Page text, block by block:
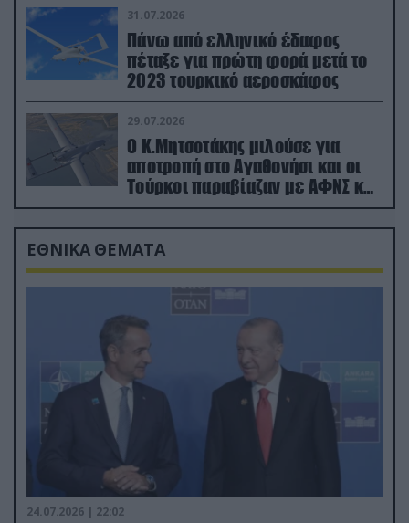
31.07.2026
Πάνω από ελληνικό έδαφος
πέταξε για πρώτη φορά μετά το
2023 τουρκικό αεροσκάφος
29.07.2026
Ο Κ.Μητσοτάκης μιλούσε για
αποτροπή στο Αγαθονήσι και οι
Τούρκοι παραβίαζαν με ΑΦΝΣ και
drone
ΕΘΝΙΚΑ ΘΕΜΑΤΑ
24.07.2026 | 22:02